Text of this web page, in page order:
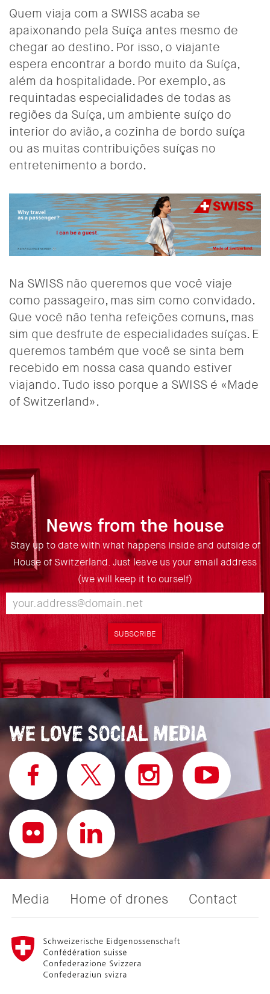
Quem viaja com a SWISS acaba se
apaixonando pela Suíça antes mesmo de
chegar ao destino. Por isso, o viajante
espera encontrar a bordo muito da Suíça,
além da hospitalidade. Por exemplo, as
requintadas especialidades de todas as
regiões da Suíça, um ambiente suíço do
interior do avião, a cozinha de bordo suíça
ou as muitas contribuições suíças no
entretenimento a bordo.
Na SWISS não queremos que você viaje
como passageiro, mas sim como convidado.
Que você não tenha refeições comuns, mas
sim que desfrute de especialidades suíças. E
queremos também que você se sinta bem
recebido em nossa casa quando estiver
viajando. Tudo isso porque a SWISS é «Made
of Switzerland».
News from the house
Stay up to date with what happens inside and outside of
House of Switzerland. Just leave us your email address
(we will keep it to ourself)
SUBSCRIBE
Media Home of drones Contact